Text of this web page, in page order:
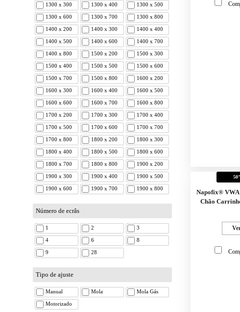
1300 x 300 1300 x 400 1300 x 500
1300 x 600 1300 x 700 1300 x 800
1400 x 200 1400 x 300 1400 x 400
1400 x 500 1400 x 600 1400 x 700
1400 x 800 1500 x 200 1500 x 300
1500 x 400 1500 x 500 1500 x 600
1500 x 700 1500 x 800 1600 x 200
1600 x 300 1600 x 400 1600 x 500
1600 x 600 1600 x 700 1600 x 800
1700 x 200 1700 x 300 1700 x 400
1700 x 500 1700 x 600 1700 x 700
1700 x 800 1800 x 200 1800 x 300
1800 x 400 1800 x 500 1800 x 600
1800 x 700 1800 x 800 1900 x 200
1900 x 300 1900 x 400 1900 x 500
1900 x 600 1900 x 700 1900 x 800
Número de ecrâs
1 2 3
4 6 8
9 28
Tipo de ajuste
Manual Mola Mola Gás
Motorizado
Napofix®
Chão